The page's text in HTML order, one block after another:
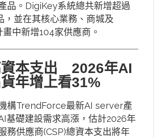
品。DigiKey系統總共新增超過
，並在其核心業務、商城及
中新增104家供應商。
資本支出 2026年AI
年增上看31%
構TrendForce最新AI server產
基礎建設需求高漲，估計2026年
務供應商(CSP)總資本支出將年